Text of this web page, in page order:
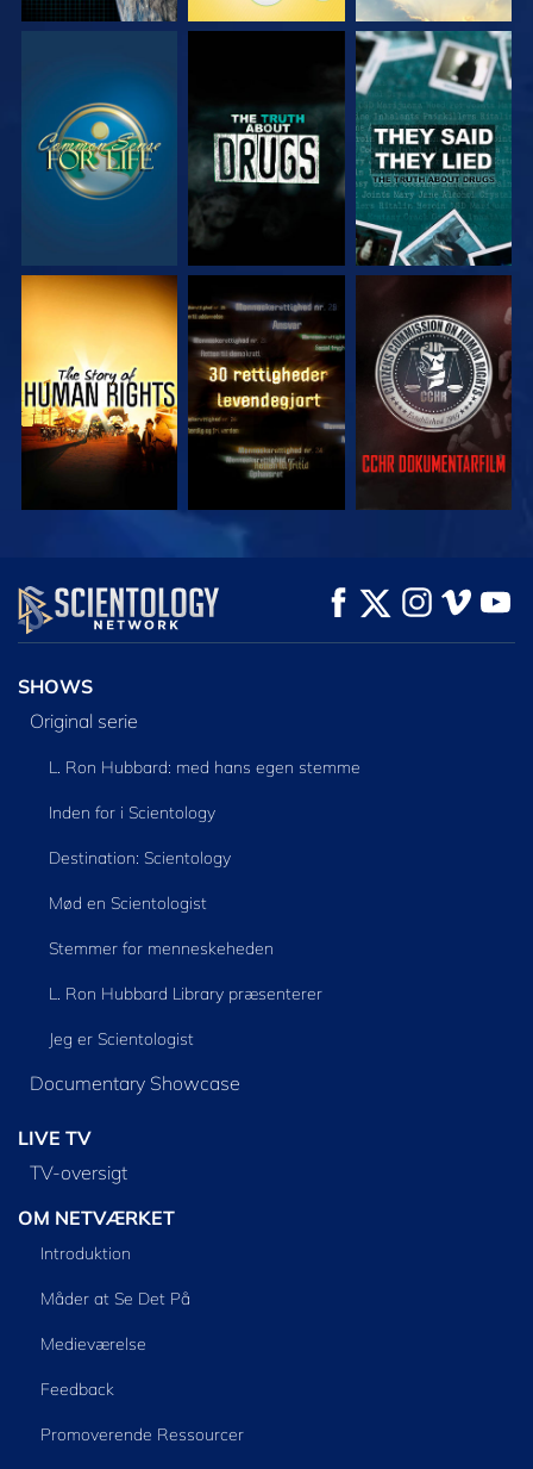
SE SE
SE SE SE
SE UDFORSK SERIEN
SHOWS
Original serie
L. Ron Hubbard: med hans egen stemme
Inden for i Scientology
Destination: Scientology
Mød en Scientologist
Stemmer for menneskeheden
L. Ron Hubbard Library præsenterer
Jeg er Scientologist
Documentary Showcase
LIVE TV
TV-oversigt
OM NETVÆRKET
Introduktion
Måder at Se Det På
Medieværelse
Feedback
Promoverende Ressourcer